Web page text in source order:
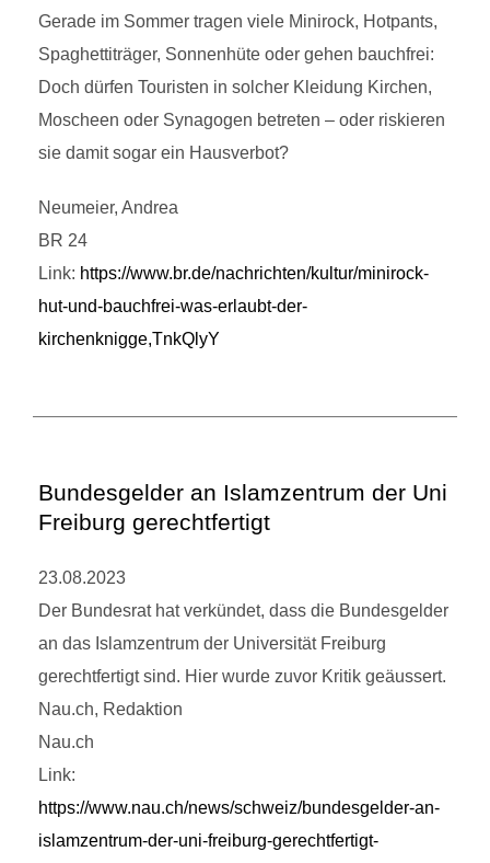
Gerade im Sommer tragen viele Minirock, Hotpants,
Spaghettiträger, Sonnenhüte oder gehen bauchfrei:
Doch dürfen Touristen in solcher Kleidung Kirchen,
Moscheen oder Synagogen betreten – oder riskieren
sie damit sogar ein Hausverbot?
Neumeier, Andrea
BR 24
Link: https://www.br.de/nachrichten/kultur/minirock-
hut-und-bauchfrei-was-erlaubt-der-
kirchenknigge,TnkQlyY
Bundesgelder an Islamzentrum der Uni
Freiburg gerechtfertigt
23.08.2023
Der Bundesrat hat verkündet, dass die Bundesgelder
an das Islamzentrum der Universität Freiburg
gerechtfertigt sind. Hier wurde zuvor Kritik geäussert.
Nau.ch, Redaktion
Nau.ch
Link:
https://www.nau.ch/news/schweiz/bundesgelder-an-
islamzentrum-der-uni-freiburg-gerechtfertigt-